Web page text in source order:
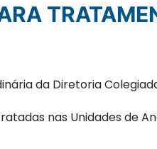
da Diretoria
nas Unidades de